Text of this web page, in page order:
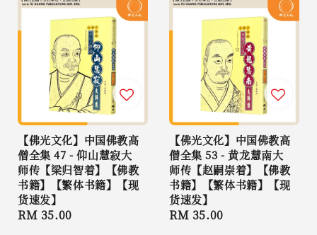
【佛光文化】中国佛教高
僧全集 47 - 仰山慧寂大
师传【梁归智着】【佛教
书籍】【繁体书籍】【现
货速发】
Regular
RM 35.00
【佛光文化】中国佛教高
僧全集 53 - 黄龙慧南大
师传【赵嗣崇着】【佛教
书籍】【繁体书籍】【现
货速发】
Regular
RM 35.00